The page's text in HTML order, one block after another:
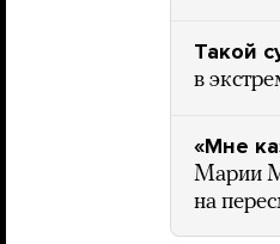
Такой
в
«Мне
Марии
на